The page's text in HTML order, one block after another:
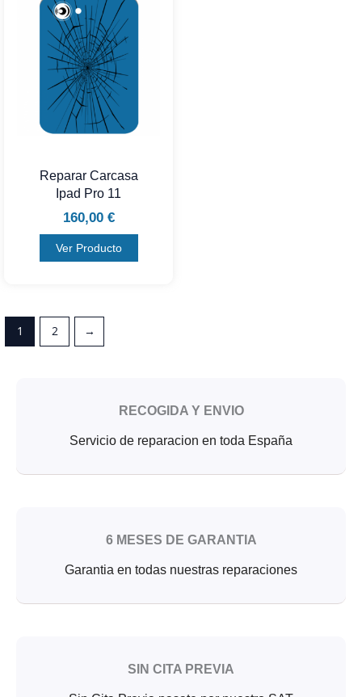
Reparar Carcasa
Ipad Pro 11
160,00 €
Ver Producto
1 2 →
RECOGIDA Y ENVIO
Servicio de reparacion en toda España
6 MESES DE GARANTIA
Garantia en todas nuestras reparaciones
SIN CITA PREVIA